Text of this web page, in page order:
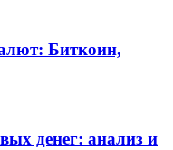
Биткоин,
денег: анализ и